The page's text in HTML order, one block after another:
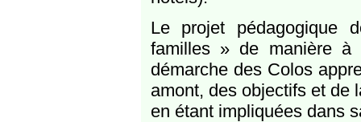
Le projet pédagogique
familles » de manière à
démarche des Colos
amont, des objectifs et de
en étant impliquées dans